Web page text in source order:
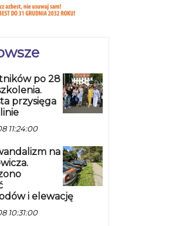
po 28
przysięga
11:24:00
na
i elewację
10:31:00